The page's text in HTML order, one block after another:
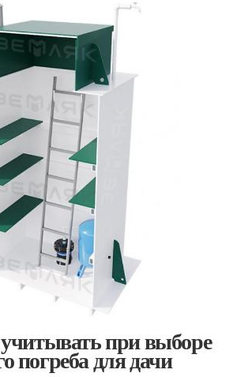
при выборе
погреба для дачи